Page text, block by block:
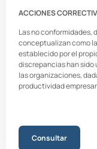
ACCIONES
Las no conformidades,
conceptualizan como
establecido por el
discrepancias han sido
las organizaciones,
productividad
Consultar